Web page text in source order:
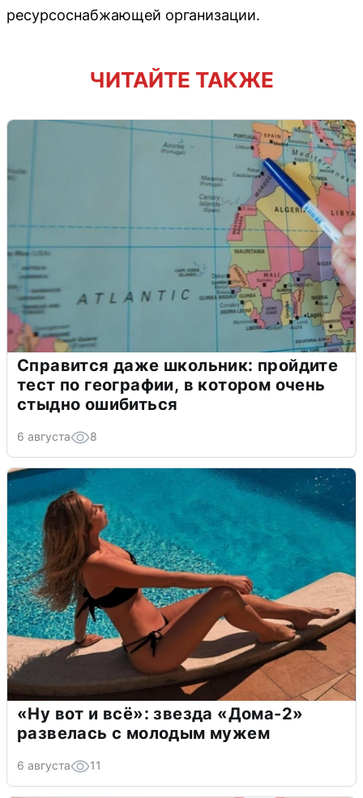
ресурсоснабжающей организации.
ЧИТАЙТЕ ТАКЖЕ
Справится даже школьник: пройдите
тест по географии, в котором очень
стыдно ошибиться
6 августа 8
«Ну вот и всё»: звезда «Дома-2»
развелась с молодым мужем
6 августа 11